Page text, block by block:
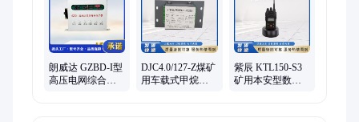
持机、控制箱、捣固镐、风速表、拨道机、破碎机
朗威达 GZBD-I型
高压电网综合保
DJC4.0/127-Z煤矿
用车载式甲烷断
紫辰 KTL150-S3
矿用本安型数字